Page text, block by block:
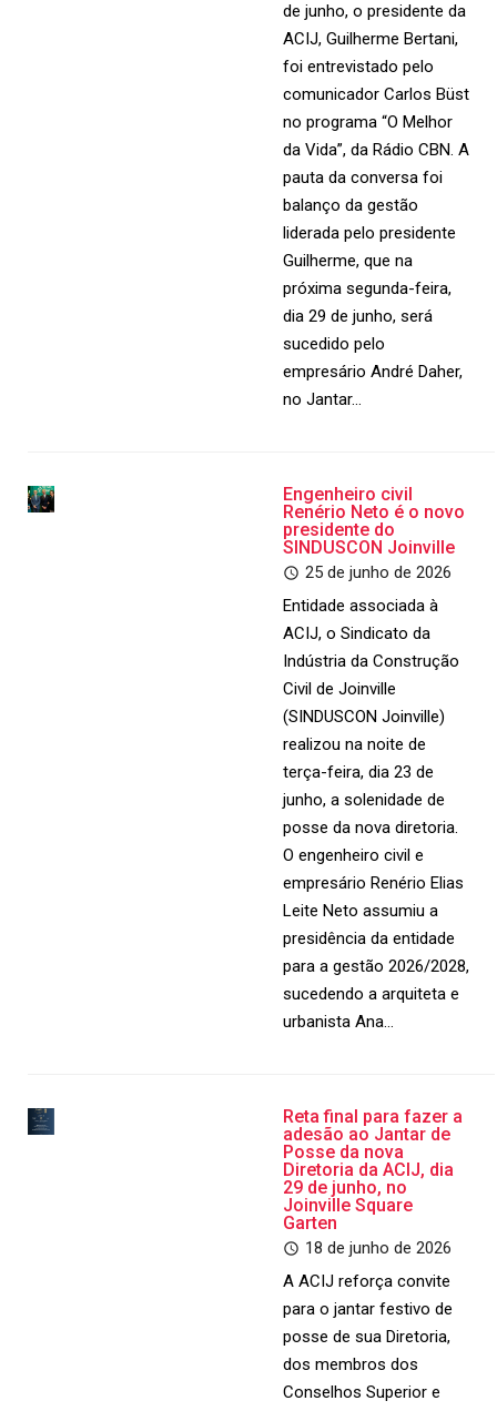
de junho, o presidente da
ACIJ, Guilherme Bertani,
foi entrevistado pelo
comunicador Carlos Büst
no programa “O Melhor
da Vida”, da Rádio CBN. A
pauta da conversa foi
balanço da gestão
liderada pelo presidente
Guilherme, que na
próxima segunda-feira,
dia 29 de junho, será
sucedido pelo
empresário André Daher,
no Jantar…
Engenheiro civil
Renério Neto é o novo
presidente do
SINDUSCON Joinville
25 de junho de 2026
Entidade associada à
ACIJ, o Sindicato da
Indústria da Construção
Civil de Joinville
(SINDUSCON Joinville)
realizou na noite de
terça-feira, dia 23 de
junho, a solenidade de
posse da nova diretoria.
O engenheiro civil e
empresário Renério Elias
Leite Neto assumiu a
presidência da entidade
para a gestão 2026/2028,
sucedendo a arquiteta e
urbanista Ana…
Reta final para fazer a
adesão ao Jantar de
Posse da nova
Diretoria da ACIJ, dia
29 de junho, no
Joinville Square
Garten
18 de junho de 2026
A ACIJ reforça convite
para o jantar festivo de
posse de sua Diretoria,
dos membros dos
Conselhos Superior e